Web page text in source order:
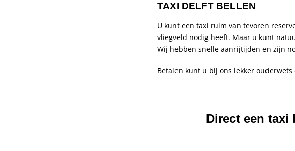
TAXI DELFT BELLEN
U kunt een taxi ruim van tevoren
vliegveld nodig heeft. Maar u kunt
Wij hebben snelle aanrijtijden en zijn
Betalen kunt u bij ons lekker
Direct een taxi